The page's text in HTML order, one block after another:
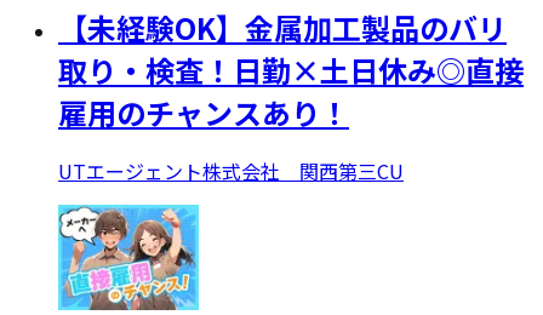
【未経験OK】金属加工製品のバリ
取り・検査！日勤×土日休み◎直接
雇用のチャンスあり！
UTエージェント株式会社 関西第三CU